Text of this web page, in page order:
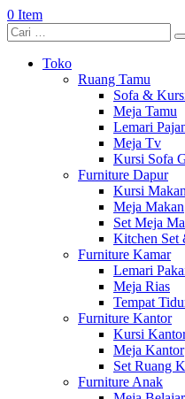
0 Item
Toko
Ruang Tamu
Sofa &
Meja Tamu
Lemari
Meja Tv
Kursi Sofa
Furniture Dapur
Kursi Makan
Meja Makan
Set Meja
Kitchen Set
Furniture Kamar
Lemari
Meja Rias
Tempat
Furniture Kantor
Kursi
Meja Kantor
Set Ruang
Furniture Anak